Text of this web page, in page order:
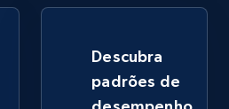
Seller name, Seller rating,
Root category, and
Comece agora
Descubra
padrões de